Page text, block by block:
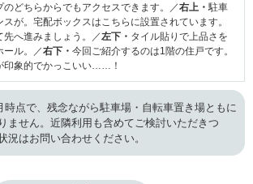
のどちらからでもアクセスできます。／右上・駐車
が。宅配ボックスはこちらに設置されています。
へ進みましょう。／左下・ タイル貼りで上品さを
ール。／右下・ 今回ご紹介するのは1階の住戸です。
印象的でかっこいい……！
時点で、残念ながら駐車場・自転車置き場ともに
ません。近隣利用も含めてご検討いただきつ
況はお問い合わせください。